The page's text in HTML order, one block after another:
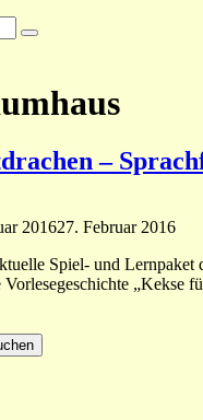
–
201627. Februar 2016
Spiel- und
„Kekse